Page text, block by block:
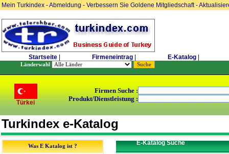
Mein Turkindex -Abmeldung- Verbessern Sie Goldene Mitgliedschaft-
Startseite Firmeneintrag E-Katalog
Länderwahl
Türkei
Firmen Suche :
Produkt/Dienstleistung :
Turkindex e-Katalog
Was E Katalog ist ? E-Katalog Suche